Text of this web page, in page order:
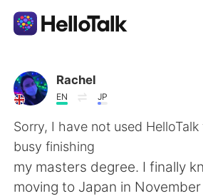
Приложение для
AI Grammar Checker
Русский
Rachel
EN JP
Sorry, I have not used
busy finishing
my masters degree. I finally
moving to Japan in November